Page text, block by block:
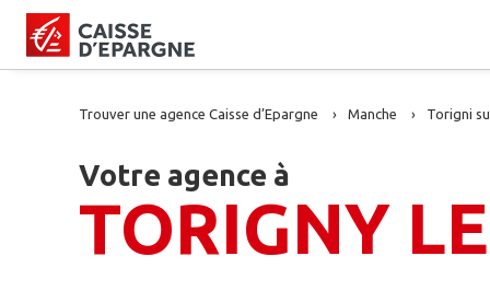
Trouver une agence Caisse d’Epargne Manche Torigni
Votre agence à
TORIGNY